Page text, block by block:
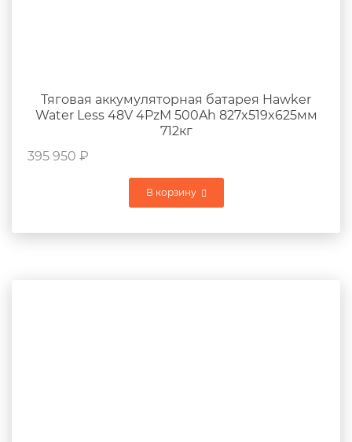
Тяговая аккумуляторная батарея Hawker
Water Less 48V 4PzM 500Ah 827x519x625мм
712кг
395 950 ₽
В корзину